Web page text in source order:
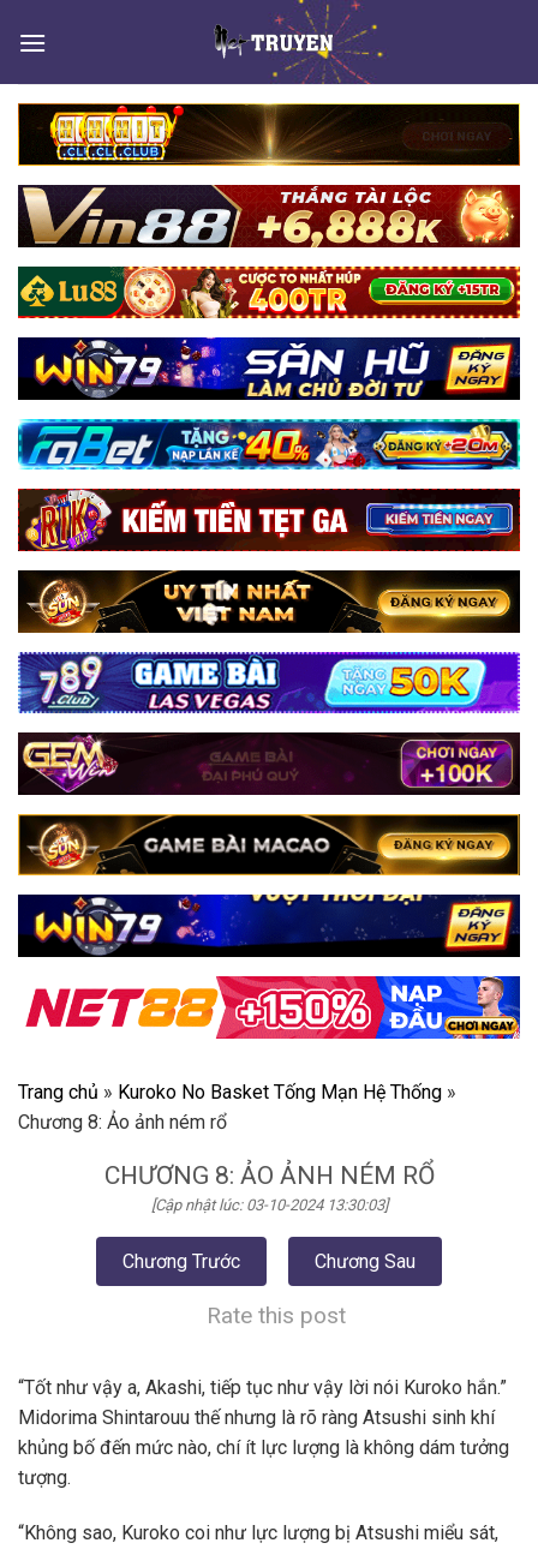
Trang chủ » Kuroko No Basket Tống Mạn Hệ Thống »
Chương 8: Ảo ảnh ném rổ
CHƯƠNG 8: ẢO ẢNH NÉM RỔ
[Cập nhật lúc: 03-10-2024 13:30:03]
Chương Trước Chương Sau
Rate this post
“Tốt như vậy a, Akashi, tiếp tục như vậy lời nói Kuroko hắn.”
Midorima Shintarouu thế nhưng là rõ ràng Atsushi sinh khí
khủng bố đến mức nào, chí ít lực lượng là không dám tưởng
tượng.
“Không sao, Kuroko coi như lực lượng bị Atsushi miểu sát,